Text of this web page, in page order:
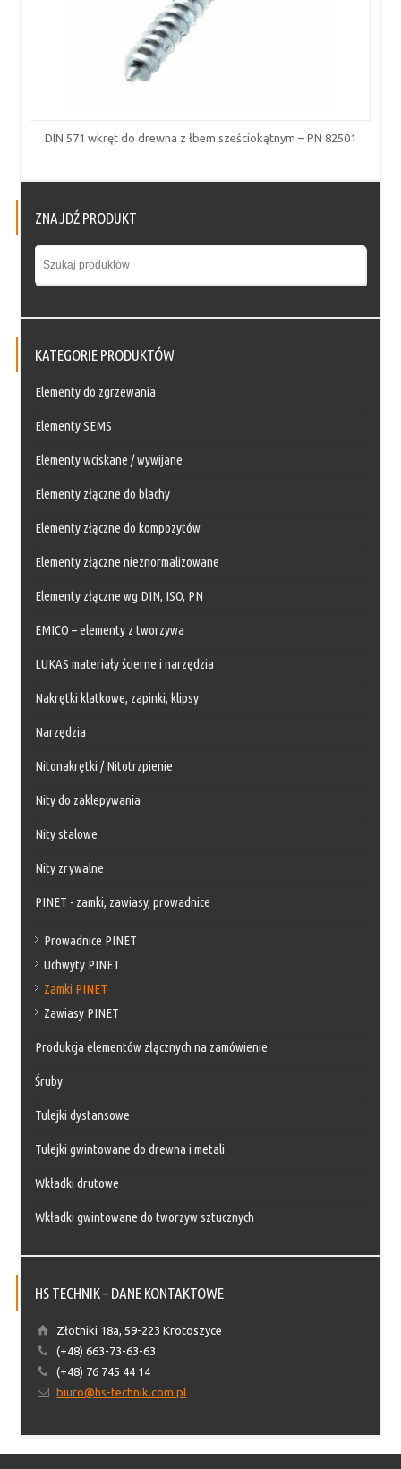
DIN 571 wkręt do drewna z łbem sześciokątnym – PN 82501
ZNAJDŹ PRODUKT
KATEGORIE PRODUKTÓW
Elementy do zgrzewania
Elementy SEMS
Elementy wciskane / wywijane
Elementy złączne do blachy
Elementy złączne do kompozytów
Elementy złączne nieznormalizowane
Elementy złączne wg DIN, ISO, PN
EMICO – elementy z tworzywa
LUKAS materiały ścierne i narzędzia
Nakrętki klatkowe, zapinki, klipsy
Narzędzia
Nitonakrętki / Nitotrzpienie
Nity do zaklepywania
Nity stalowe
Nity zrywalne
PINET - zamki, zawiasy, prowadnice
Prowadnice PINET
Uchwyty PINET
Zamki PINET
Zawiasy PINET
Produkcja elementów złącznych na zamówienie
Śruby
Tulejki dystansowe
Tulejki gwintowane do drewna i metali
Wkładki drutowe
Wkładki gwintowane do tworzyw sztucznych
HS TECHNIK – DANE KONTAKTOWE
Złotniki 18a, 59-223 Krotoszyce
(+48) 663-73-63-63
(+48) 76 745 44 14
biuro@hs-technik.com.pl